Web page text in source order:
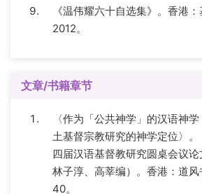
《温伟耀六十自选集》。香港
2012。
文章/书籍章节
〈作为「公共神学」的汉语神
土基督宗教研究的神学定位〉
四届汉语基督教研究圆桌会议论
林子淳、高莘编）。香港：道
40。